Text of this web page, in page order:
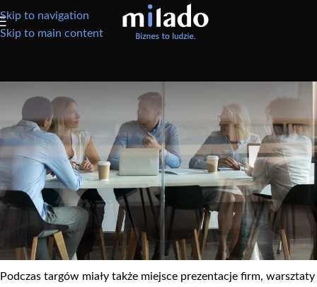
Skip to navigation
Skip to main content
Milado na targach pracy
W minioną sobotę 14.12.2013 r., firma Milado uczestniczyła w
Targach Kariera IT w Poznaniu, organizowanych cyklicznie przez
firmę CareerCon w największych miastach Polski. Odbiorcami
były firmy poszukujące doświadczonych pracowników w
poszczególnych branżach jak i specjaliści szukający
atrakcyjnych ofert pracy.
Podczas targów miały także miejsce prezentacje firm, warsztaty